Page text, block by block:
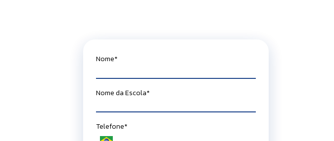
Nome*
Nome da Escola*
Telefone*